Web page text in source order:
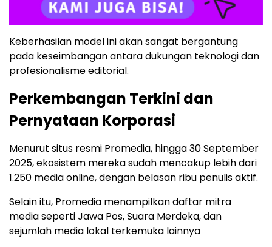
Keberhasilan model ini akan sangat bergantung
pada keseimbangan antara dukungan teknologi dan
profesionalisme editorial.
Perkembangan Terkini dan
Pernyataan Korporasi
Menurut situs resmi Promedia, hingga 30 September
2025, ekosistem mereka sudah mencakup lebih dari
1.250 media online, dengan belasan ribu penulis aktif.
Selain itu, Promedia menampilkan daftar mitra
media seperti Jawa Pos, Suara Merdeka, dan
sejumlah media lokal terkemuka lainnya